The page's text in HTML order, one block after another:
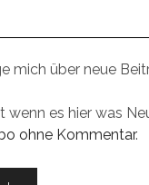
mich über neue
wenn es hier was
ohne Kommentar.